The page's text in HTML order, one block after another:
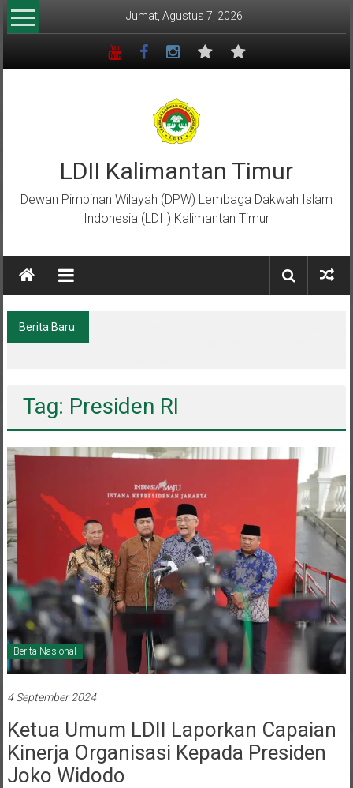
Lompat
ke
Jumat, Agustus 7, 2026
LDII Kalimantan Timur
Dewan Pimpinan Wilayah (DPW) Lembaga Dakwah Islam
Indonesia (LDII) Kalimantan Timur
Berita Baru:
Tag: Presiden RI
Berita Nasional
4 September 2024
Ketua Umum LDII Laporkan Capaian
Kinerja Organisasi Kepada Presiden
Joko Widodo